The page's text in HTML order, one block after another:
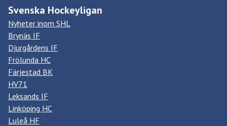
Svenska Hockeyligan
Nyheter inom SHL
Brynäs IF
Djurgårdens IF
Frölunda HC
Färjestad BK
HV71
Leksands IF
Linköping HC
Luleå HF